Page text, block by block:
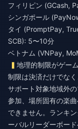
フィリピン (GCash,
シンガポール
タイ (PromptPay,
SCB): 5〜10分
ベトナム (VNPay,
地理的制限がゲー
制限は決済だけでな
サポート対象地域外
参加、場所固有の楽
できません。ランキ
ーバルリーダーボー